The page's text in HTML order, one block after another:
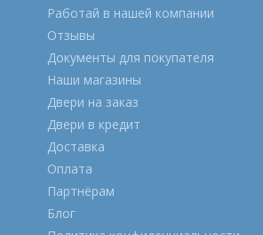
Работай в нашей компании
Отзывы
Документы для покупателя
Наши магазины
Двери на заказ
Двери в кредит
Доставка
Оплата
Партнёрам
Блог